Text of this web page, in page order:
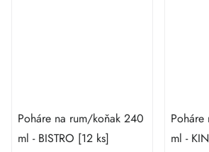
Poháre na rum/koňak 240
ml - BISTRO [12 ks]
ml -